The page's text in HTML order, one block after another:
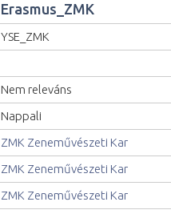
Erasmus_ZMK
YSE_ZMK
Nem releváns
Nappali
ZMK Zeneművészeti Kar
ZMK Zeneművészeti Kar
ZMK Zeneművészeti Kar